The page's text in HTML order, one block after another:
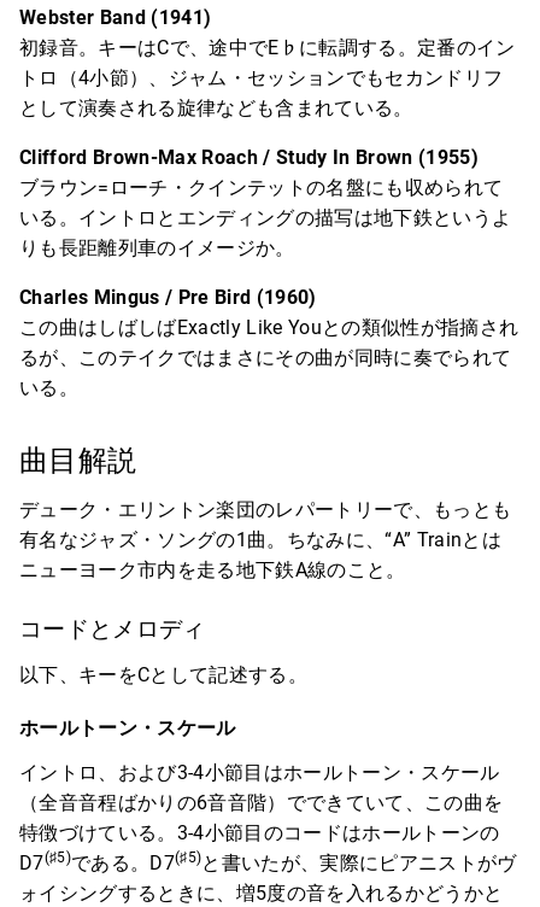
Webster Band (1941)
初録音。キーはCで、途中でE♭に転調する。定番のイン
トロ（4小節）、ジャム・セッションでもセカンドリフ
として演奏される旋律なども含まれている。
Clifford Brown-Max Roach / Study In Brown (1955)
ブラウン=ローチ・クインテットの名盤にも収められて
いる。イントロとエンディングの描写は地下鉄というよ
りも長距離列車のイメージか。
Charles Mingus / Pre Bird (1960)
この曲はしばしばExactly Like Youとの類似性が指摘され
るが、このテイクではまさにその曲が同時に奏でられて
いる。
曲目解説
デューク・エリントン楽団のレパートリーで、もっとも
有名なジャズ・ソングの1曲。ちなみに、“A” Trainとは
ニューヨーク市内を走る地下鉄A線のこと。
コードとメロディ
以下、キーをCとして記述する。
ホールトーン・スケール
イントロ、および3-4小節目はホールトーン・スケール
（全音音程ばかりの6音音階）でできていて、この曲を
特徴づけている。3-4小節目のコードはホールトーンの
D7(♯5)である。D7(♯5)と書いたが、実際にピアニストがヴ
ォイシングするときに、増5度の音を入れるかどうかと